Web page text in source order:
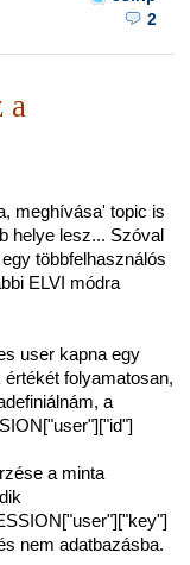
2
a
meghívása' topic is
helye lesz... Szóval
többfelhasználós
ELVI módra
user kapna egy
folyamatosan,
a
a minta
nem adatbazásba.